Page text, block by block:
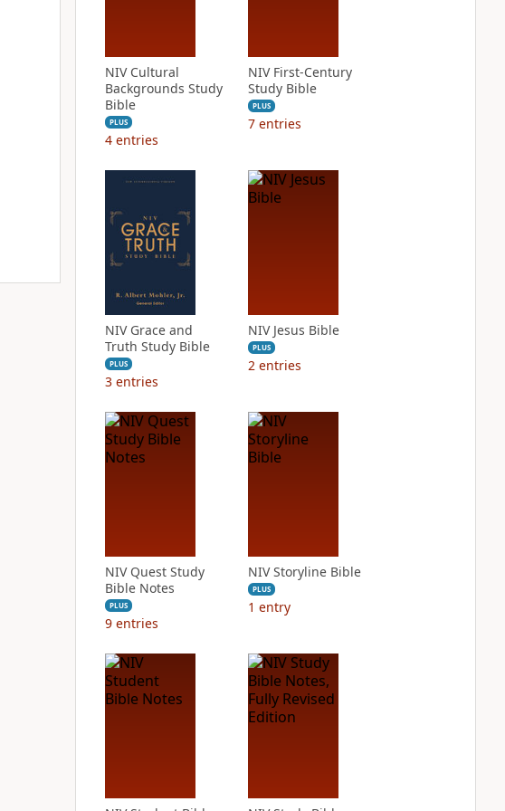
NIV Cultural
Backgrounds Study
Bible
PLUS
4 entries
NIV First-Century
Study Bible
PLUS
7 entries
NIV Grace and
Truth Study Bible
PLUS
3 entries
NIV Jesus Bible
PLUS
2 entries
NIV Quest Study
Bible Notes
PLUS
9 entries
NIV Storyline Bible
PLUS
1 entry